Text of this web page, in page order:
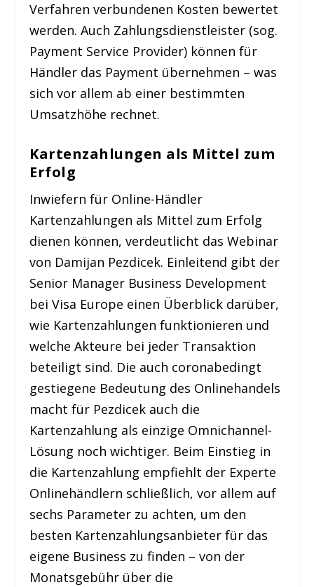
Verfahren verbundenen Kosten bewertet
werden. Auch Zahlungsdienstleister (sog.
Payment Service Provider) können für
Händler das Payment übernehmen – was
sich vor allem ab einer bestimmten
Umsatzhöhe rechnet.
Kartenzahlungen als Mittel zum
Erfolg
Inwiefern für Online-Händler
Kartenzahlungen als Mittel zum Erfolg
dienen können, verdeutlicht das Webinar
von Damijan Pezdicek. Einleitend gibt der
Senior Manager Business Development
bei Visa Europe einen Überblick darüber,
wie Kartenzahlungen funktionieren und
welche Akteure bei jeder Transaktion
beteiligt sind. Die auch coronabedingt
gestiegene Bedeutung des Onlinehandels
macht für Pezdicek auch die
Kartenzahlung als einzige Omnichannel-
Lösung noch wichtiger. Beim Einstieg in
die Kartenzahlung empfiehlt der Experte
Onlinehändlern schließlich, vor allem auf
sechs Parameter zu achten, um den
besten Kartenzahlungsanbieter für das
eigene Business zu finden – von der
Monatsgebühr über die